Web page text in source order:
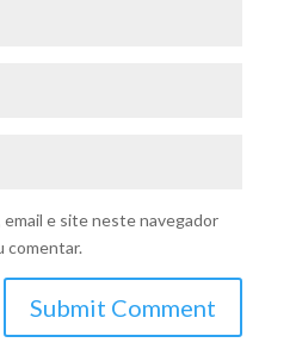
email e site neste navegador
comentar.